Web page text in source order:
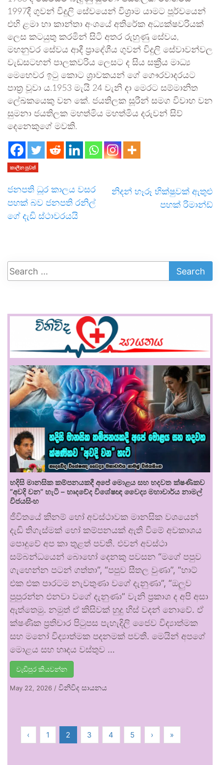
1997දී ගුවන් විදුලි සේවයෙන් විශ්‍රාම යාමට පූර්වයෙන්
එහි ළමා හා කාන්තා අංශයේ අතිරේක අධ්‍යක්ෂවරියක්
ලෙස කටයුතු කරමින් සිටි අතර රුහුණු සේවය,
මහනුවර සේවය ආදී ප්‍රාදේශීය ගුවන් විදුලි සේවාවන්වල
වැඩසටහන් පාලකවරිය ලෙසට ද සිය සක්‍රීය මාධ්‍ය
මෙහෙවර ඉටු කොට ශ්‍රාවකයන් ගේ ගෞරවාදරයට
පාත්‍ර වූවා ය.1953 මැයි 24 වැනි දා මෙරට සම්මානිත
ලේඛකයෙකු වන කේ. ජයතිලක සූරීන් සමග විවාහ වන
සුමනා ජයතිලක මහත්මිය මහත්මිය දරුවන් සිව්
දෙනෙකුගේ මවකි.
කාලීන පුවත්
ජනපති ධූර කාලය වසර
පහක් බව ජනපති රනිල්
ගේ දැඩි ස්ථාවරයයි
නිදන් හෑරූ භික්ෂුවක් ඇතුළු
පහක් රිමාන්ඩ්
හදිසි මානසික කම්පනයකදී අපේ මොළය සහ හදවත ක්ෂණිකව
“අවදි වන” හැටි – හෘදවේද විශේෂඥ වෛද්‍ය මහාචාර්ය නාමල්
විජයසිංහ
ජීවිතයේ කිනම් හෝ අවස්ථාවක මානසික වශයෙන්
දැඩි තිගැස්මක් හෝ කම්පනයක් ඇති වීමේ අවකාශය
පොදුවේ අප කා තුළත් පවතී. එවන් අවස්ථා
සම්බන්ධයෙන් බොහෝ දෙනකු පවසන “මගේ පපුව
ගැහෙන්න පටන් ගත්තා”, “පපුව සීතල වුණා”, “හාට්
එක එක පාරටම නැවතුණා වගේ දැනුණා”, “ඔලුව
පුපුරන්න එනවා වගේ දැනුණා” වැනි ප්‍රකාශ ද අපි අසා
ඇත්තෙමු. නමුත් ඒ කිසිවක් හුදු හිස් වදන් නොවේ. ඒ
ක්ෂණික ප්‍රතිචාර පිටුපස පැහැදිලි ජෛව විද්‍යාත්මක
සහ මනෝ විද්‍යාත්මක පදනමක් පවතී. මෙයින් අපගේ
මොළය සහ හෘදය වස්තුව …
වැඩිපුර කියවන්න
May 22, 2026 / විනිවිද සායනය
‹ 1 2 3 4 5 › »